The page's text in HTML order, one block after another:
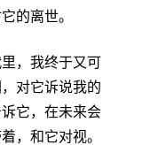
的离世。
，我终于又可
对它诉说我的
它，在未来会
，和它对视。